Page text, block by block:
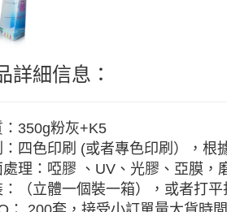
詳細信息：
：350g粉灰+K5
：四色印刷 (或者專色印刷），根
處理：啞膠 、UV、光膠、亞膜，
：（立體一個裝一箱），或者打